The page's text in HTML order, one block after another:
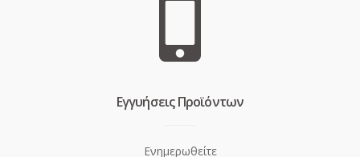
Eγγυήσεις Προϊόντων
Ενημερωθείτε